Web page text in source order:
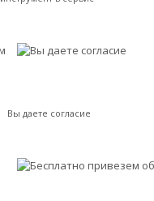
Вы даете согласие